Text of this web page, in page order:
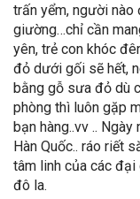
trấn yểm, người
giường…chỉ cần
yên, trẻ con khóc
đỏ dưới gối sẽ hết,
bằng gỗ sưa đỏ dù
phòng thì luôn gặp
bạn hàng..vv .. Ngày
Hàn Quốc.. ráo riết
tâm linh của các đại
đô la.